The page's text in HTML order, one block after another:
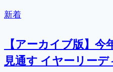
新着
【アーカイブ版】
見通す イヤーリー